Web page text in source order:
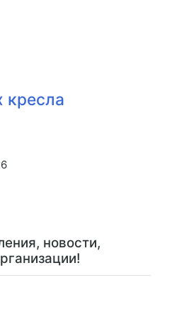
новости,